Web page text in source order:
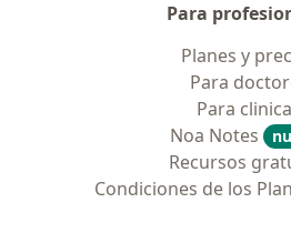
Para
Planes y
Para
Para
Noa Notes
Recursos
Condiciones de los